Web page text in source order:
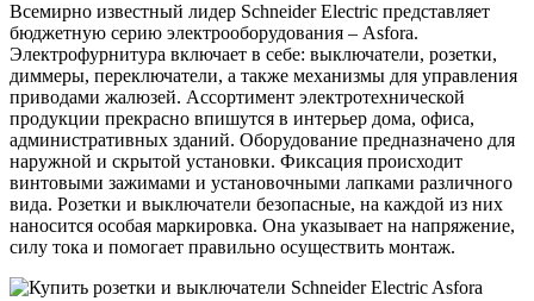
Всемирно известный лидер Schneider Electric представляет
бюджетную серию электрооборудования – Asfora.
Электрофурнитура включает в себе: выключатели, розетки,
диммеры, переключатели, а также механизмы для управления
приводами жалюзей. Ассортимент электротехнической
продукции прекрасно впишутся в интерьер дома, офиса,
административных зданий. Оборудование предназначено для
наружной и скрытой установки. Фиксация происходит
винтовыми зажимами и установочными лапками различного
вида. Розетки и выключатели безопасные, на каждой из них
наносится особая маркировка. Она указывает на напряжение,
силу тока и помогает правильно осуществить монтаж.